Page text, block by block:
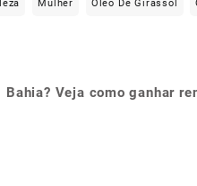
Mulher Óleo De Girassol
Bahia? Veja como ganhar